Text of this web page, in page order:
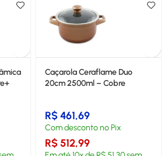
Caçarola Ceraflame Duo
20cm 2500ml – Cobre
R$461,69
Com desconto no Pix
R$512,99